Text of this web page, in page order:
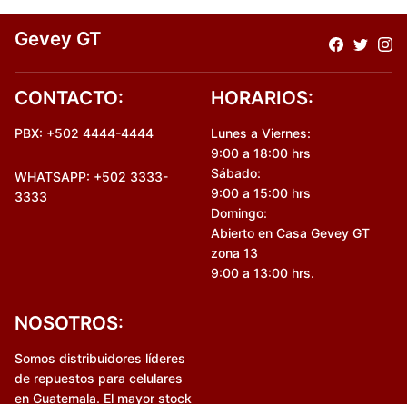
Gevey GT
CONTACTO:
PBX: +502 4444-4444
WHATSAPP: +502 3333-
3333
HORARIOS:
Lunes a Viernes:
9:00 a 18:00 hrs
Sábado:
9:00 a 15:00 hrs
Domingo:
Abierto en Casa Gevey GT
zona 13
9:00 a 13:00 hrs.
NOSOTROS:
Somos distribuidores líderes
de repuestos para celulares
en Guatemala. El mayor stock